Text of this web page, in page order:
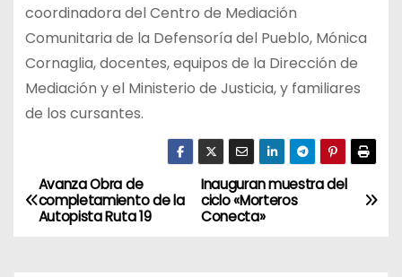
coordinadora del Centro de Mediación
Comunitaria de la Defensoría del Pueblo, Mónica
Cornaglia, docentes, equipos de la Dirección de
Mediación y el Ministerio de Justicia, y familiares
de los cursantes.
N
a
Inauguran muestra del
ciclo «Morteros
Conecta»
Avanza Obra de
completamiento de la
Autopista Ruta 19